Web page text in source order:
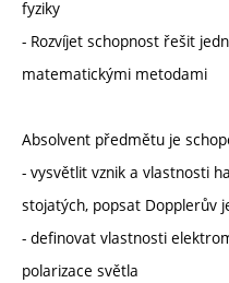
fyziky
- Rozvíjet schopnost řešit
matematickými metodami
Absolvent předmětu je
- vysvětlit vznik a vlastnosti
stojatých, popsat Dopplerův
- definovat vlastnosti
polarizace světla